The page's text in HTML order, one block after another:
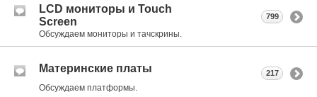
LCD мониторы и Touch
Screen
Обсуждаем мониторы и тачскрины.
799
Материнские платы
Обсуждаем платформы.
217